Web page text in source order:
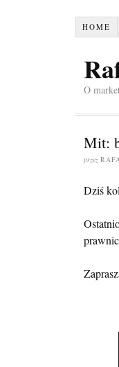
HOME
O
Mit:
przez
Dziś